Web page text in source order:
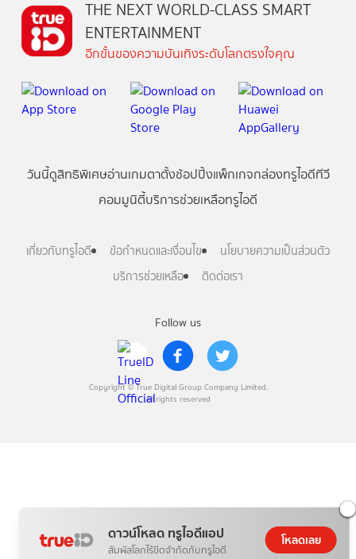
ดาวน์โหลด ทรูไอดีแอป
สัมผัสโลกไร้ขีดจำกัดกับทรูไอดี
โหลดเลย
Follow us
Copyright © True Digital Group Company Limited.
All rights reserved
THE NEXT WORLD-CLASS SMART
ENTERTAINMENT
อีกขั้นของความบันเทิงระดับโลกตรงใจคุณ
วันนี้ดูสิทธิพิเศษอ่านเกมตาตั้งช้อปปิ้งแพ็กเกจกล่องทรูไอดีทีวี
คอมมูนิตี้บริการช่วยเหลือทรูไอดี
เกี่ยวกับทรูไอดี ข้อกำหนดและเงื่อนไข
นโยบายความเป็นส่วนตัว
บริการช่วยเหลือ
ติดต่อเรา